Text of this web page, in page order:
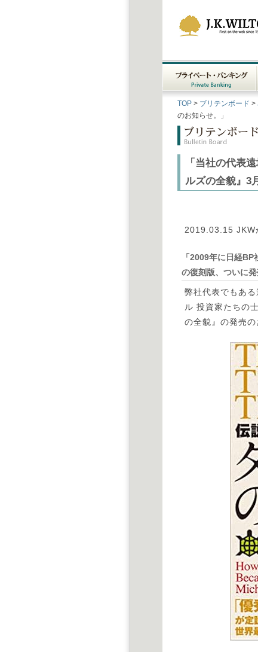
プライベート・バンキン
グPrivate Banking
TOP > ブリテンボード >
のお知らせ。」
「当社の代表
ルズの全貌』3
2019.03.15 JKW
「2009年に日経
の復刻版、ついに発
弊社代表でもあ
ル 投資家たちの
の全貌』の発売の